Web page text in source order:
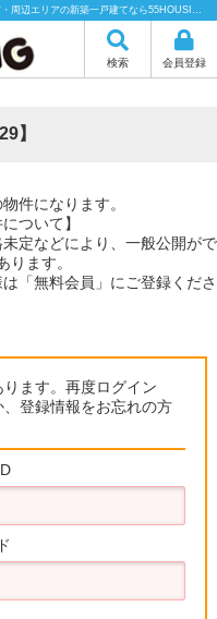
こちらは会員物件です【im-638629】｜さいたま市・上尾市・周辺エリアの新築一戸建てなら55HOUSING（55ハウジング）にお任せください！
検索 会員登録
】
件になります。
ついて】
定などにより、一般公開がで
ります。
「無料会員」にご登録くださ
ます。再度ログイン
登録情報をお忘れの方